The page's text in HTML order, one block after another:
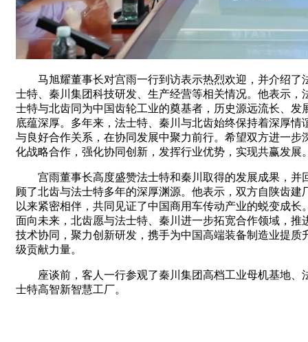
马旭耀董事长对宫雨一行到访表示热烈欢迎，并介绍了
士特、秦川集团科技研发、生产经营等相关情况。他表示，
士特与北齿同为中国齿轮工业的奠基者，历史源远流长、发
底蕴深厚。多年来，法士特、秦川与北齿始终保持着深厚情
与良好合作关系，在协同发展中聚力前行。希望双方进一步
化战略合作，强化协同创新，发挥行业优势，实现共赢发展
宫雨董事长高度盛赞法士特和秦川取得的发展成果，并
顾了北齿与法士特多年的深厚渊源。他表示，双方自陕齿建
以来紧密相伴，共同见证了中国商用车传动产业的蜕变成长
面向未来，北齿愿与法士特、秦川进一步拓宽合作领域，推
技术协同，聚力创新研发，携手为中国高端装备制造业提质
级贡献力量。
座谈前，客人一行参观了秦川集团高档工业母机基地、
士特高智新智慧工厂。